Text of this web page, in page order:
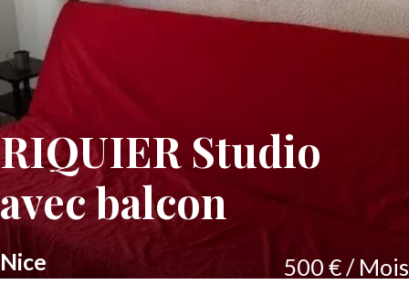
RIQUIER Studio
avec balcon
Nice 500 € / Mois